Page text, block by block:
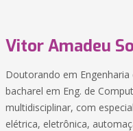
Vitor Amadeu
Doutorando em Engenharia
bacharel em Eng. de
multidisciplinar, com
elétrica, eletrônica,